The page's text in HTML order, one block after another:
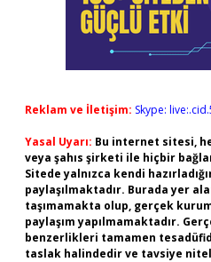
Reklam ve İletişim: Skype:
Yasal Uyarı: Bu internet sitesi,
veya şahıs şirketi ile hiçbir
Sitede yalnızca kendi
paylaşılmaktadır. Burada yer
taşımamakta olup, gerçek
paylaşım yapılmamaktadır.
benzerlikleri tamamen
taslak halindedir ve tavsiye